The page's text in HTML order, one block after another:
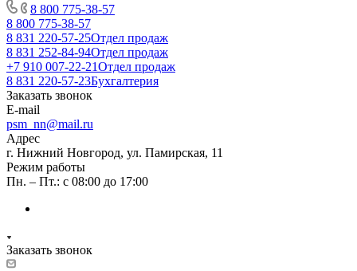
8 800 775-38-57
8 800 775-38-57
8 831 220-57-25Отдел продаж
8 831 252-84-94Отдел продаж
+7 910 007-22-21Отдел продаж
8 831 220-57-23Бухгалтерия
Заказать звонок
E-mail
psm_nn@mail.ru
Адрес
г. Нижний Новгород, ул. Памирская, 11
Режим работы
Пн. – Пт.: с 08:00 до 17:00
Заказать звонок